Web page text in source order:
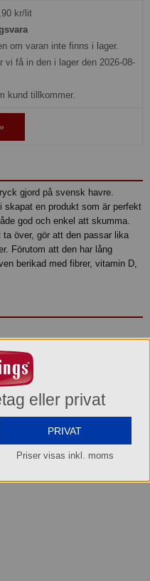
kr/lit
om varan inte finns i lager.
vi få in den i lager den 2026-08-
kund tillkommer.
gjord på svensk havre.
skapat en produkt som är perfekt
god och enkel att skumma.
över, gör att den passar lika
Förutom att den har lång
berikad med fibrer, vitamin D,
Havredryck
D, folsyra (vitamin B9).
eller privat
PRIVAT
Priser visas inkl. moms